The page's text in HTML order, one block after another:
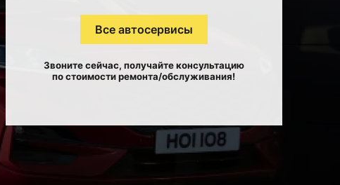
Все автосервисы
Звоните сейчас, получайте консультацию
по стоимости ремонта/обслуживания!